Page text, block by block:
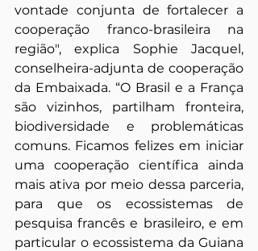
vontade conjunta de fortalecer a
cooperação franco-brasileira na
região", explica Sophie Jacquel,
conselheira-adjunta de cooperação
da Embaixada. “O Brasil e a França
são vizinhos, partilham fronteira,
biodiversidade e problemáticas
comuns. Ficamos felizes em iniciar
uma cooperação científica ainda
mais ativa por meio dessa parceria,
para que os ecossistemas de
pesquisa francês e brasileiro, e em
particular o ecossistema da Guiana